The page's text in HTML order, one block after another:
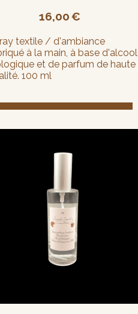
16,00€
textile / d'ambiance
à la main, à base d'alcool
et de parfum de haute
100 ml